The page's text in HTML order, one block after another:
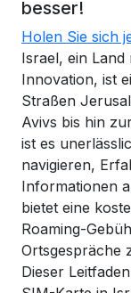
besser!
Holen Sie sich
Israel, ein
Innovation, ist
Straßen
Avivs bis hin
ist es
navigieren,
Informationen
bietet eine
Roaming-
Ortsgespräche
Dieser